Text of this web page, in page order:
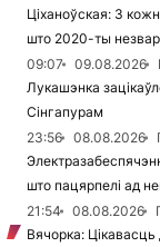
Ціханоўская: З
што 2020-ты
09:07
09.08.2026
Лукашэнка
Сінгапурам
23:56
08.08.2026
што пацярпелі ад
21:54
08.08.2026
Вячорка: